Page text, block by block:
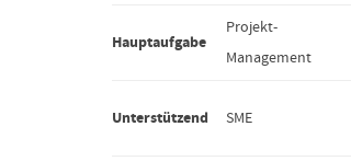
Hauptaufgabe
Projekt-
Management
Unterstützend SME